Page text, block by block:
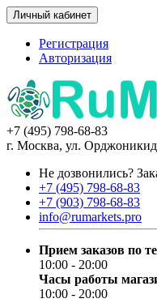
Личный кабинет
Регистрация
Авторизация
+7 (495) 798-68-83
г. Москва, ул.
Не дозвонились?
+7 (495) 798-68-83
+7 (903) 798-68-83
info@rumarkets.pro
Прием заказов по
10:00 - 20:00
Часы работы
10:00 - 20:00